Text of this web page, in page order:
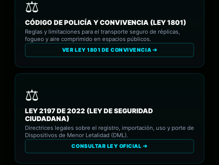
CÓDIGO DE POLICÍA Y CONVIVENCIA (LEY 1801)
Reglas y limitaciones para el transporte seguro de réplicas,
fogueo y aire comprimido en espacios públicos.
VER LEY 1801 DE CONVIVENCIA ➔
LEY 2197 DE 2022 (LEY DE SEGURIDAD
CIUDADANA)
Directrices legales sobre el registro, importación, uso y porte de
Dispositivos de Menor Letalidad (DML).
CONSULTAR LEY OFICIAL ➔